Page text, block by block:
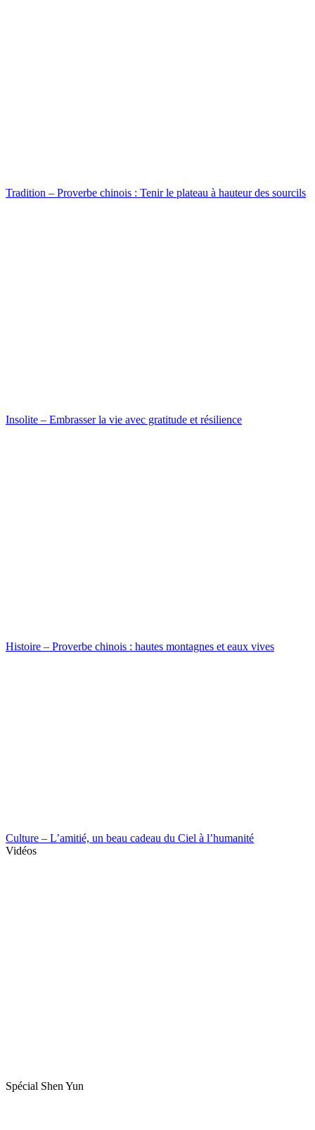
Tradition – Proverbe chinois : Tenir le plateau à hauteur des sourcils
Insolite – Embrasser la vie avec gratitude et résilience
Histoire – Proverbe chinois : hautes montagnes et eaux vives
Culture – L’amitié, un beau cadeau du Ciel à l’humanité
Vidéos
Spécial Shen Yun